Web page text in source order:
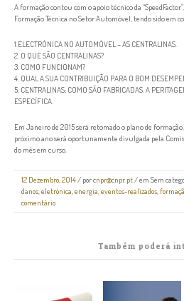
A formação contou com o apoio técnico da
Formação Técnica no Setor Automóvel, tendo sido em
1.ELECTRÓNICA NO AUTOMÓVEL – AS CENTRALINAS.
2. O QUE SÃO CENTRALINAS?
3. COMO FUNCIONAM?
4. QUAL A SUA CONTRIBUIÇÃO PARA O BOM
5. CENTRALINAS; COMO SÃO FABRICADAS. A
ESPECÍFICA.
Em Janeiro de 2015 será retomado o plano de
próximo ano será oportunamente divulgada pela
do mês em curso.
12 Dezembro, 2014/ porcnpr@cnpr.pt/ em Sem
danos,eletrónica,energia,eventos-realizados,
comentário
Também poderá